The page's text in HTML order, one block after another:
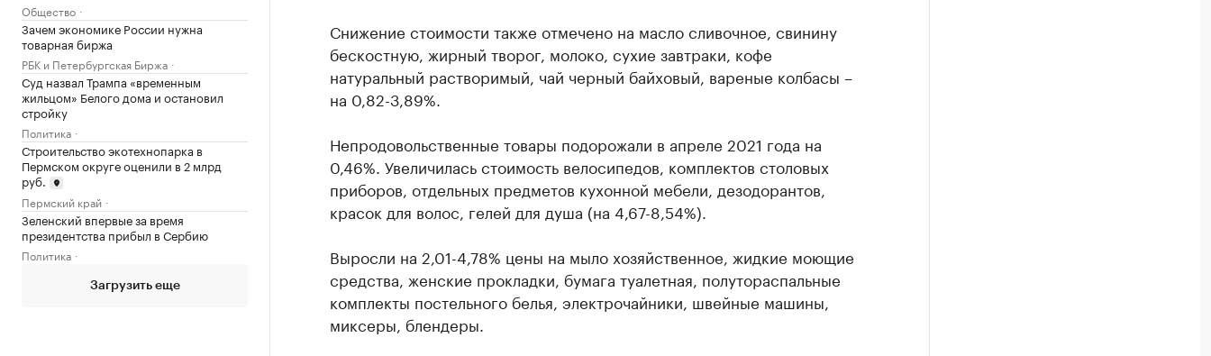
Общество
Зачем экономике России нужна
товарная биржа
РБК и Петербургская Биржа
Суд назвал Трампа «временным
жильцом» Белого дома и остановил
стройку
Политика
Строительство экотехнопарка в
Пермском округе оценили в 2 млрд
руб.
Пермский край
Зеленский впервые за время
президентства прибыл в Сербию
Политика
Загрузить еще
Снижение стоимости также отмечено на масло сливочное, свинину
бескостную, жирный творог, молоко, сухие завтраки, кофе
натуральный растворимый, чай черный байховый, вареные колбасы –
на 0,82-3,89%.
Непродовольственные товары подорожали в апреле 2021 года на
0,46%. Увеличилась стоимость велосипедов, комплектов столовых
приборов, отдельных предметов кухонной мебели, дезодорантов,
красок для волос, гелей для душа (на 4,67-8,54%).
Выросли на 2,01-4,78% цены на мыло хозяйственное, жидкие моющие
средства, женские прокладки, бумага туалетная, полутораспальные
комплекты постельного белья, электрочайники, швейные машины,
миксеры, блендеры.